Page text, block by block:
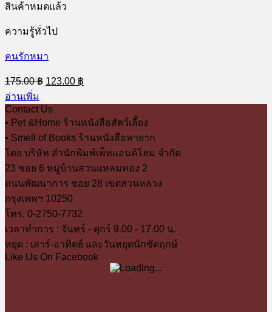
สินค้าหมดแล้ว
ความรู้ทั่วไป
คนรักหมา
175.00฿ Original
price
175.00 ฿.
123.00 ฿
price
อ่านเพิ่ม
Contact Us
• Pet &Home ร้านหนังสือสัตว์เลี้ยง
• Smell of Books ร้านหนังสือหายาก
โดย บริษัท สำนักพิมพ์เพ็ทแอนด์โฮม จำกัด
23 ซอย 6 หมู่บ้านสวนแหลมทอง 2
ถนนพัฒนาการ ซอย 28 เขตสวนหลวง
กรุงเทพฯ 10250
โทร. 0-2750-7732
เวลาทำการ : จันทร์ - ศุกร์ 9.00 - 17.00 น.
หยุด : เสาร์-อาทิตย์ และวันหยุดนักขัตฤกษ์
Like Us On Facebook